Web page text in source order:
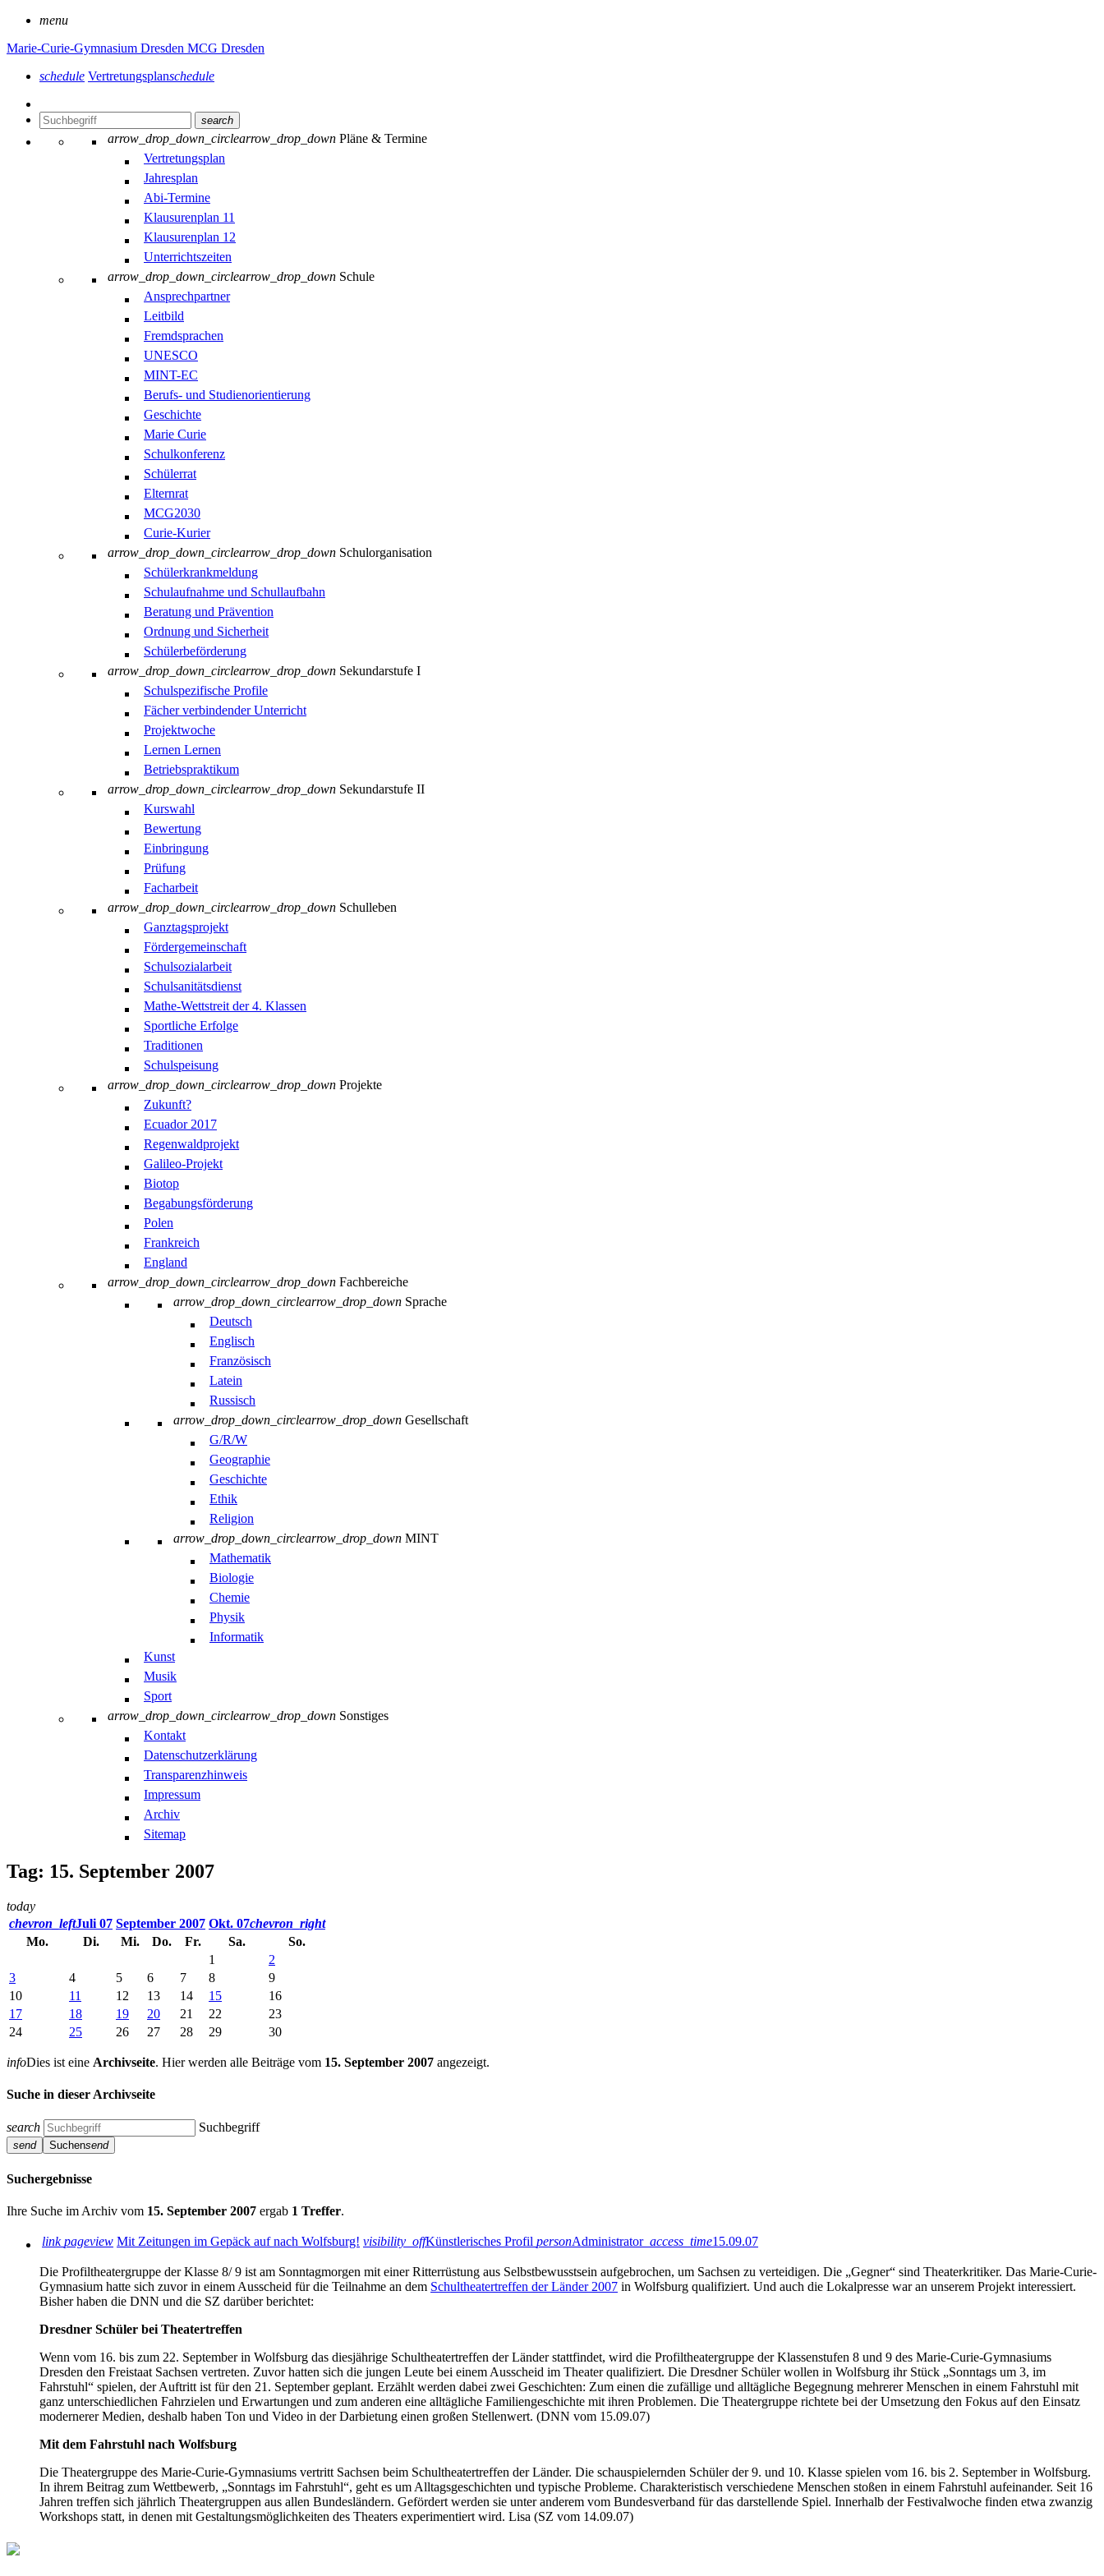
menu
Marie-Curie-Gymnasium Dresden MCG Dresden
schedule Vertretungsplanschedule
search
arrow_drop_down_circlearrow_drop_down Pläne & Termine
Vertretungsplan
Jahresplan
Abi-Termine
Klausurenplan 11
Klausurenplan 12
Unterrichtszeiten
arrow_drop_down_circlearrow_drop_down Schule
Ansprechpartner
Leitbild
Fremdsprachen
UNESCO
MINT-EC
Berufs- und Studienorientierung
Geschichte
Marie Curie
Schulkonferenz
Schülerrat
Elternrat
MCG2030
Curie-Kurier
arrow_drop_down_circlearrow_drop_down Schulorganisation
Schülerkrankmeldung
Schulaufnahme und Schullaufbahn
Beratung und Prävention
Ordnung und Sicherheit
Schülerbeförderung
arrow_drop_down_circlearrow_drop_down Sekundarstufe I
Schulspezifische Profile
Fächer verbindender Unterricht
Projektwoche
Lernen Lernen
Betriebspraktikum
arrow_drop_down_circlearrow_drop_down Sekundarstufe II
Kurswahl
Bewertung
Einbringung
Prüfung
Facharbeit
arrow_drop_down_circlearrow_drop_down Schulleben
Ganztagsprojekt
Fördergemeinschaft
Schulsozialarbeit
Schulsanitätsdienst
Mathe-Wettstreit der 4. Klassen
Sportliche Erfolge
Traditionen
Schulspeisung
arrow_drop_down_circlearrow_drop_down Projekte
Zukunft?
Ecuador 2017
Regenwaldprojekt
Galileo-Projekt
Biotop
Begabungsförderung
Polen
Frankreich
England
arrow_drop_down_circlearrow_drop_down Fachbereiche
arrow_drop_down_circlearrow_drop_down Sprache
Deutsch
Englisch
Französisch
Latein
Russisch
arrow_drop_down_circlearrow_drop_down Gesellschaft
G/R/W
Geographie
Geschichte
Ethik
Religion
arrow_drop_down_circlearrow_drop_down MINT
Mathematik
Biologie
Chemie
Physik
Informatik
Kunst
Musik
Sport
arrow_drop_down_circlearrow_drop_down Sonstiges
Kontakt
Datenschutzerklärung
Transparenzhinweis
Impressum
Archiv
Sitemap
Tag: 15. September 2007
today
chevron_leftJuli 07 September 2007 Okt. 07chevron_right
Mo.
Di. Mi. Do. Fr. Sa.
So.
1
2
3
4 5 6 7 8
9
10
11 12 13 14 15
16
17
18 19 20 21 22
23
24
25 26 27 28 29 30
infoDies ist eine Archivseite. Hier werden alle Beiträge vom 15. September 2007 angezeigt.
Suche in dieser Archivseite
search Suchbegriff
send Suchensend
Suchergebnisse
Ihre Suche im Archiv vom 15. September 2007 ergab 1 Treffer.
link pageview Mit Zeitungen im Gepäck auf nach Wolfsburg! visibility_offKünstlerisches Profil personAdministrator access_time15.09.07
Die Profiltheatergruppe der Klasse 8/ 9 ist am Sonntagmorgen mit einer Ritterrüstung aus Selbstbewusstsein aufgebrochen, um Sachsen zu verteidigen. Die „Gegner“ sind Theaterkritiker. Das Marie-Curie-
Gymnasium hatte sich zuvor in einem Ausscheid für die Teilnahme an dem Schultheatertreffen der Länder 2007 in Wolfsburg qualifiziert. Und auch die Lokalpresse war an unserem Projekt interessiert.
Bisher haben die DNN und die SZ darüber berichtet:
Dresdner Schüler bei Theatertreffen
Wenn vom 16. bis zum 22. September in Wolfsburg das diesjährige Schultheatertreffen der Länder stattfindet, wird die Profiltheatergruppe der Klassenstufen 8 und 9 des Marie-Curie-Gymnasiums
Dresden den Freistaat Sachsen vertreten. Zuvor hatten sich die jungen Leute bei einem Ausscheid im Theater qualifiziert. Die Dresdner Schüler wollen in Wolfsburg ihr Stück „Sonntags um 3, im
Fahrstuhl“ spielen, der Auftritt ist für den 21. September geplant. Erzählt werden dabei zwei Geschichten: Zum einen die zufällige und alltägliche Begegnung mehrerer Menschen in einem Fahrstuhl mit
ganz unterschiedlichen Fahrzielen und Erwartungen und zum anderen eine alltägliche Familiengeschichte mit ihren Problemen. Die Theatergruppe richtete bei der Umsetzung den Fokus auf den Einsatz
modernerer Medien, deshalb haben Ton und Video in der Darbietung einen großen Stellenwert. (DNN vom 15.09.07)
Mit dem Fahrstuhl nach Wolfsburg
Die Theatergruppe des Marie-Curie-Gymnasiums vertritt Sachsen beim Schultheatertreffen der Länder. Die schauspielernden Schüler der 9. und 10. Klasse spielen vom 16. bis 2. September in Wolfsburg.
In ihrem Beitrag zum Wettbewerb, „Sonntags im Fahrstuhl“, geht es um Alltagsgeschichten und typische Probleme. Charakteristisch verschiedene Menschen stoßen in einem Fahrstuhl aufeinander. Seit 16
Jahren treffen sich jährlich Theatergruppen aus allen Bundesländern. Gefördert werden sie unter anderem vom Bundesverband für das darstellende Spiel. Innerhalb der Festivalwoche finden etwa zwanzig
Workshops statt, in denen mit Gestaltungsmöglichkeiten des Theaters experimentiert wird. Lisa (SZ vom 14.09.07)